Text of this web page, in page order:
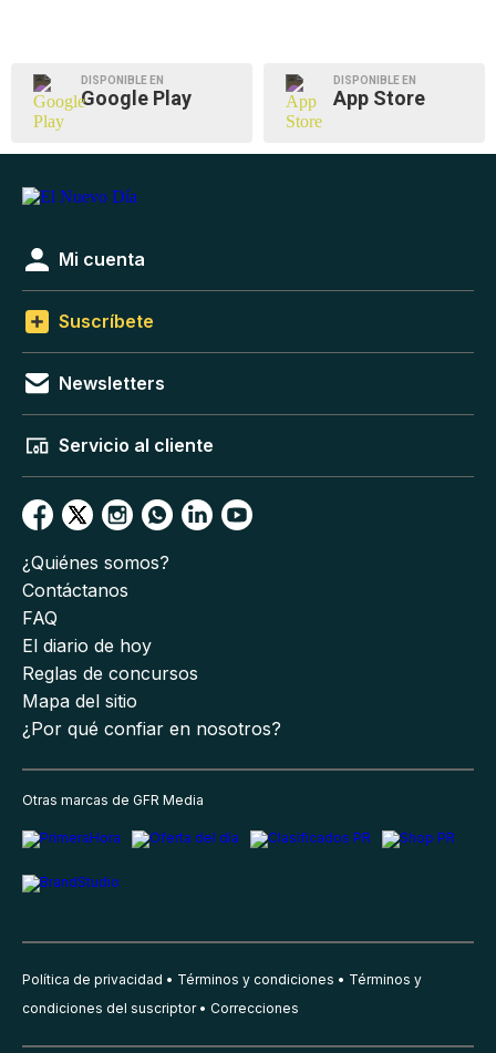
DISPONIBLE EN
Google Play
DISPONIBLE EN
App Store
Mi cuenta
Suscríbete
Newsletters
Servicio al cliente
¿Quiénes somos?
Contáctanos
FAQ
El diario de hoy
Reglas de concursos
Mapa del sitio
¿Por qué confiar en nosotros?
Otras marcas de GFR Media
Política de privacidad Términos y condiciones
Términos y
condiciones del suscriptor
Correcciones